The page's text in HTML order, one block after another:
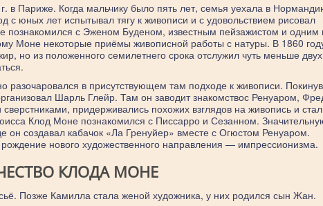
в Париже. Когда мальчику было пять лет, семья уехала в
юных лет испытывал тягу к живописи и с удовольствием рисовал
с Эженом Буденом, известным пейзажистом и одним
Моне некоторые приёмы живописной работы с натуры. В 1860
но из положенного семилетнего срока отслужил чуть меньше
разочаровался в присутствующем там подходе к живописи.
Шарль Глейр. Там он заводит знакомствос Ренуаром,
придерживались похожих взглядов на живопись и
Клод Моне познакомился с Писсарро и Сезанном.
он создавал кабачок «Ла Гренуйер» вместе с Огюстом Ренуаром.
нового художественного направления — импрессионизма.
КЛОДА МОНЕ
Позже Камилла стала женой художника, у них родился сын Жан.